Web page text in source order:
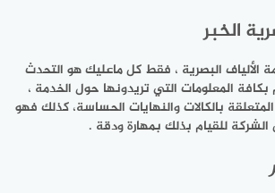
الخبر
الألياف البصرية ، فقط كل ماعليك هو التحدث
بكافة المعلومات التي تريدونها حول الخدمة ،
بالكالات والنهايات الحساسة، كذلك فهو
للقيام بذلك بمهارة ودقة .